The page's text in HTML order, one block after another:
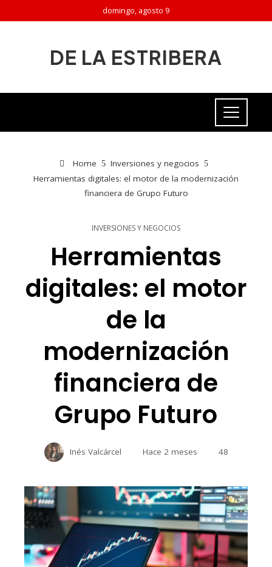
domingo, agosto 9
DE LA ESTRIBERA
Home
Inversiones y negocios
Herramientas digitales: el motor de la modernización
financiera de Grupo Futuro
INVERSIONES Y NEGOCIOS
Herramientas
digitales: el motor
de la
modernización
financiera de
Grupo Futuro
Inés Valcárcel Hace 2 meses 48